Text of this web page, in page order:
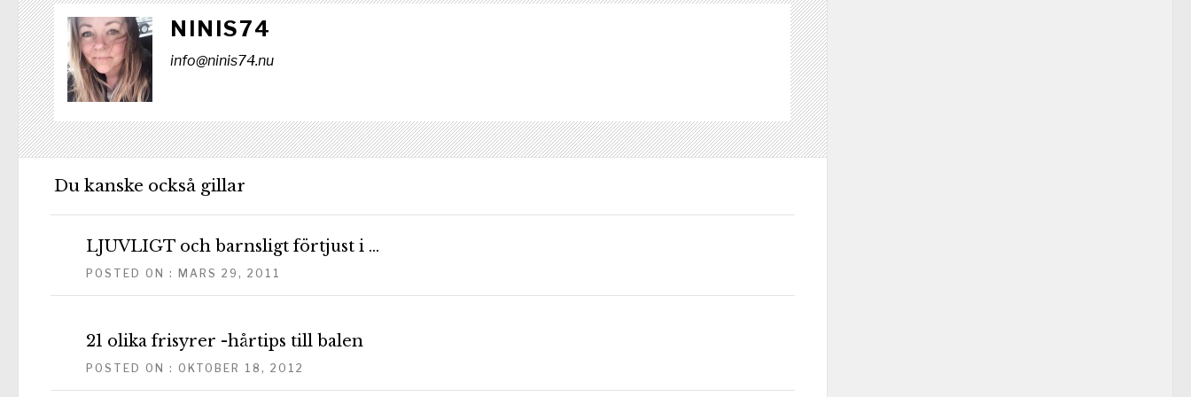
NINIS74
info@ninis74.nu
Du kanske också gillar
LJUVLIGT och barnsligt förtjust i …
POSTED ON : MARS 29, 2011
21 olika frisyrer -hårtips till balen
POSTED ON : OKTOBER 18, 2012